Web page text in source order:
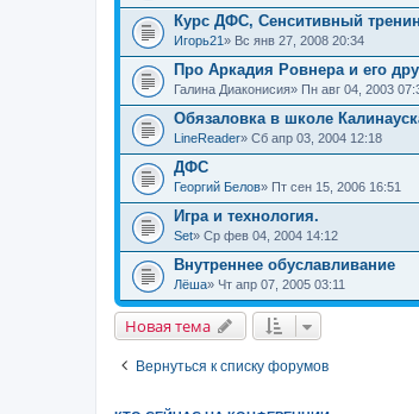
Курс ДФС, Сенситивный
Игорь21» Вс янв 27, 2008 20:34
Про Аркадия Ровнера и его
Галина Диаконисия» Пн авг 04, 2003
Обязаловка в школе
LineReader» Сб апр 03, 2004 12:18
ДФС
Георгий Белов» Пт сен 15, 2006 16:51
Игра и технология.
Set» Ср фев 04, 2004 14:12
Внутреннее обуславливание
Лёша» Чт апр 07, 2005 03:11
Новая тема
Вернуться к списку форумов